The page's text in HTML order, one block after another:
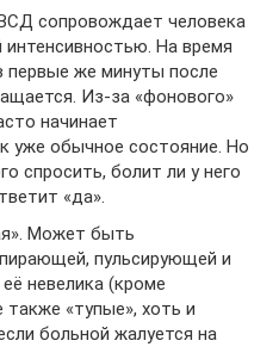
сопровождает человека
интенсивностью. На время
первые же минуты после
Из-за «фонового»
начинает
уже обычное состояние. Но
спросить, болит ли у него
«да».
Может быть
пульсирующей и
невелика (кроме
«тупые», хоть и
больной жалуется на